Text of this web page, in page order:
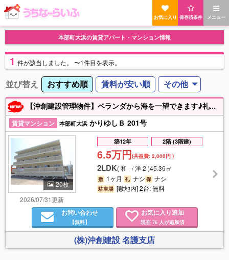
メニュー
保存済条件
お気に入り
本部町大浜の賃貸アパート・マンション情報
1 件が該当しました。 〜1件目を表示。
並び替え おすすめ順 賃料が安い順 その他
【沖創建設管理物件】ベランダから海を一望できます♪礼金なし！駐車場2台可能です！設備も充実♪
賃貸マンション 本部町大浜 かりゆしＢ 201号
20枚
2026/07/31更新
築12年 2階 (3階建)
6.5万円(共益費:2,000円 )
2LDK(和 - / 洋 2 )45.36㎡
敷 1ヶ月 礼 ナシ保 ナシ
駐車場 [敷地内] 2台: 無料
お問い合わせ
【無料】
お気に入り追加
現在 76人が追加済
(株)沖創建設 名護支店